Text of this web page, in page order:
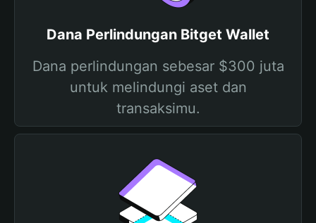
Dana Perlindungan Bitget Wallet
Dana perlindungan sebesar $300 juta
untuk melindungi aset dan
transaksimu.